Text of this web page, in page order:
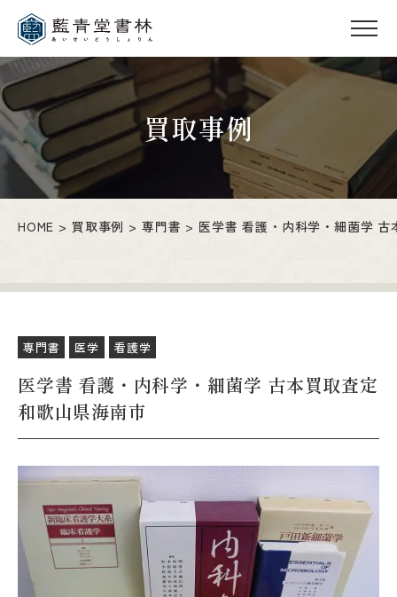
買取事例
HOME 買取事例 専門書 医学書 看護・内科学・細菌学
専門書 医学 看護学
医学書 看護・内科学・細菌学 古本買取査定
和歌山県海南市